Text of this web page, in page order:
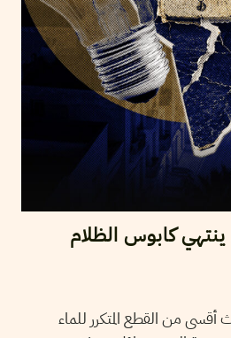
كابوس الظلام
أقسى من القطع المتكرر للماء